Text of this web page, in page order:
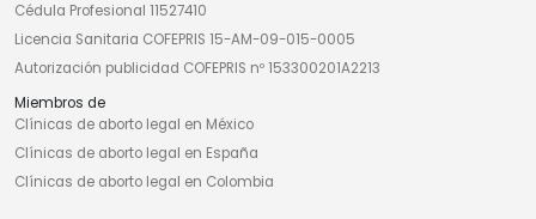
Cédula Profesional 11527410
Licencia Sanitaria COFEPRIS 15-AM-09-015-0005
Autorización publicidad COFEPRIS nº 153300201A2213
Miembros de
Clínicas de aborto legal en México
Clínicas de aborto legal en España
Clínicas de aborto legal en Colombia